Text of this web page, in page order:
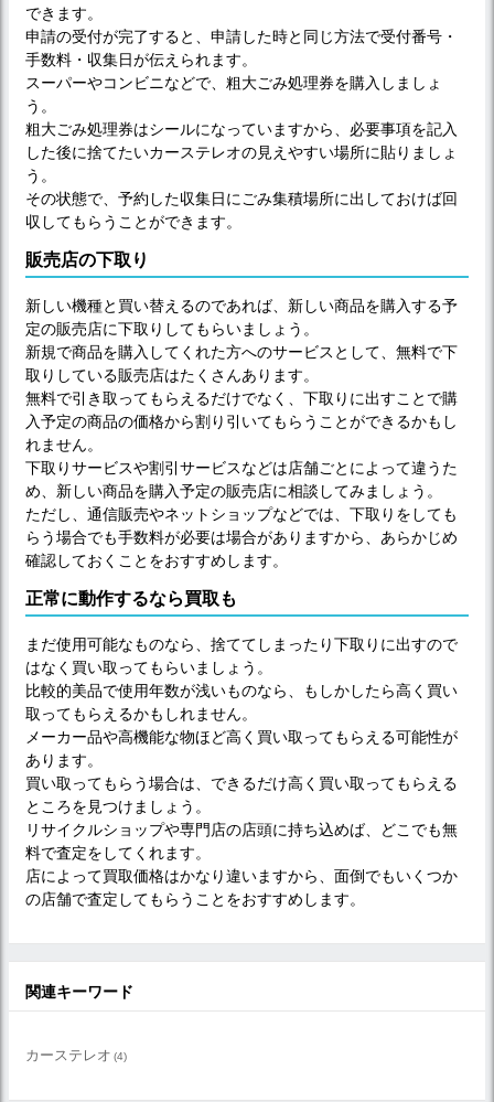
できます。
申請の受付が完了すると、申請した時と同じ方法で受付番号・
手数料・収集日が伝えられます。
スーパーやコンビニなどで、粗大ごみ処理券を購入しましょ
う。
粗大ごみ処理券はシールになっていますから、必要事項を記入
した後に捨てたいカーステレオの見えやすい場所に貼りましょ
う。
その状態で、予約した収集日にごみ集積場所に出しておけば回
収してもらうことができます。
販売店の下取り
新しい機種と買い替えるのであれば、新しい商品を購入する予
定の販売店に下取りしてもらいましょう。
新規で商品を購入してくれた方へのサービスとして、無料で下
取りしている販売店はたくさんあります。
無料で引き取ってもらえるだけでなく、下取りに出すことで購
入予定の商品の価格から割り引いてもらうことができるかもし
れません。
下取りサービスや割引サービスなどは店舗ごとによって違うた
め、新しい商品を購入予定の販売店に相談してみましょう。
ただし、通信販売やネットショップなどでは、下取りをしても
らう場合でも手数料が必要は場合がありますから、あらかじめ
確認しておくことをおすすめします。
正常に動作するなら買取も
まだ使用可能なものなら、捨ててしまったり下取りに出すので
はなく買い取ってもらいましょう。
比較的美品で使用年数が浅いものなら、もしかしたら高く買い
取ってもらえるかもしれません。
メーカー品や高機能な物ほど高く買い取ってもらえる可能性が
あります。
買い取ってもらう場合は、できるだけ高く買い取ってもらえる
ところを見つけましょう。
リサイクルショップや専門店の店頭に持ち込めば、どこでも無
料で査定をしてくれます。
店によって買取価格はかなり違いますから、面倒でもいくつか
の店舗で査定してもらうことをおすすめします。
関連キーワード
カーステレオ (4)